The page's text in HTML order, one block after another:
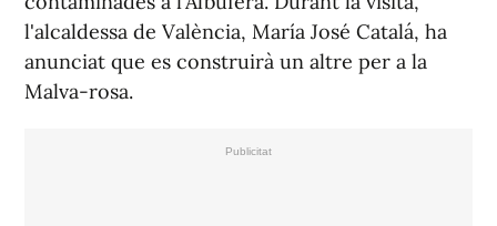
l'alcaldessa de València, María José Catalá, ha
anunciat que es construirà un altre per a la
Malva-rosa.